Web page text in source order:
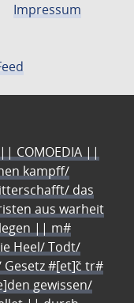
Impressum
COMOEDIA ||
kampff/
das
aus warheit
|| m#
Heel/ Todt/
#[et]c̃ tr#
gewissen/